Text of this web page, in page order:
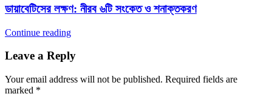
ডায়াবেটিসের লক্ষণ: নীরব ৬টি সংকেত ও শনাক্তকরণ
Continue reading
Leave a Reply
Your email address will not be published. Required fields are
marked *